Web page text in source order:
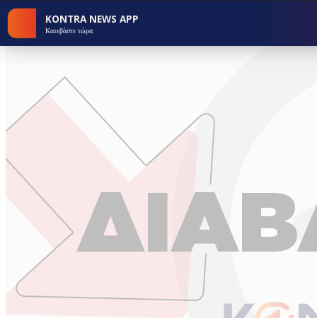
KONTRA NEWS APP
Κατεβάστε τώρα